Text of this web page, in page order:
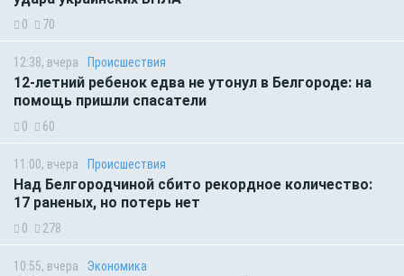
0 70
12:38, вчера Происшествия
12-летний ребенок едва не утонул в Белгороде: на
помощь пришли спасатели
0 60
11:00, вчера Происшествия
Над Белгородчиной сбито рекордное количество:
17 раненых, но потерь нет
0 278
10:55, вчера Экономика